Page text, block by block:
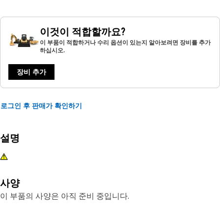
이것이 적합할까요?
이 부품이 적합하거나 수리 옵션이 있는지 알아보려면 장비를 추가
하십시오.
장비 추가
로그인 후 판매가 확인하기
설명
사양
이 부품의 사양은 아직 준비 중입니다.